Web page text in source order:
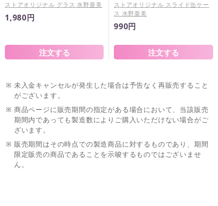
ストアオリジナル グラス 水野亜美
1,980円
ストアオリジナル スライド缶ケー
ス 水野亜美
990円
※ 未入金キャンセルが発生した場合は予告なく再販売すること
がございます。
※ 商品ページに販売期間の指定がある場合において、当該販売
期間内であっても製造数によりご購入いただけない場合がご
ざいます。
※ 販売期間はその時点での製造商品に対するものであり、期間
限定販売の商品であることを示唆するものではございませ
ん。